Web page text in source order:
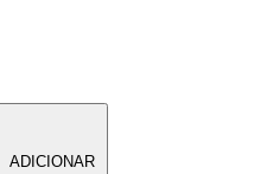
ADICIONAR